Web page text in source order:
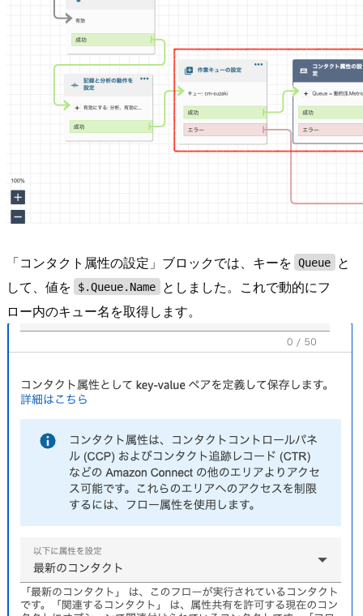
「コンタクト属性の設定」ブロックでは、キーを Queue
と
して、値を
$.Queue.Name
としました。これで動的にフ
ロー内のキュー名を取得します。